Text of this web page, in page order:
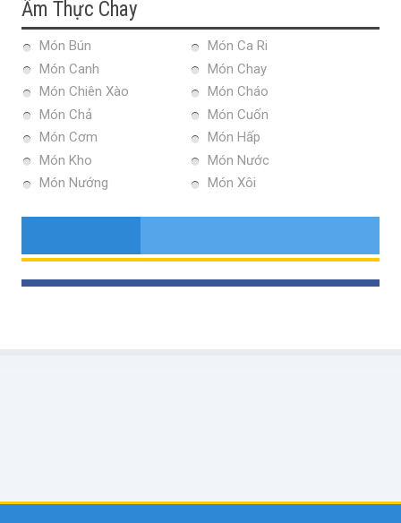
Ẩm Thực Chay
Món Bún
Món Ca Ri
Món Canh
Món Chay
Món Chiên Xào
Món Cháo
Món Chả
Món Cuốn
Món Cơm
Món Hấp
Món Kho
Món Nước
Món Nướng
Món Xôi